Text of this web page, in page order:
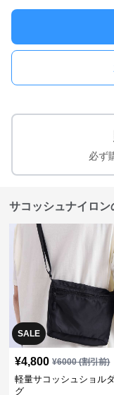
必ず
サコッシュナイロン
SALE
¥4,800 ¥6000(割引前)
軽量サコッシュショル
グ